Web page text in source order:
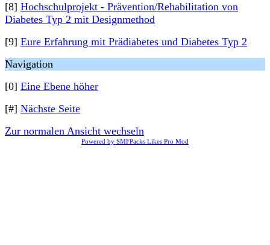
[8] Hochschulprojekt - Prävention/Rehabilitation von
Diabetes Typ 2 mit Designmethod
[9] Eure Erfahrung mit Prädiabetes und Diabetes Typ 2
Navigation
[0] Eine Ebene höher
[#] Nächste Seite
Zur normalen Ansicht wechseln
Powered by SMFPacks Likes Pro Mod